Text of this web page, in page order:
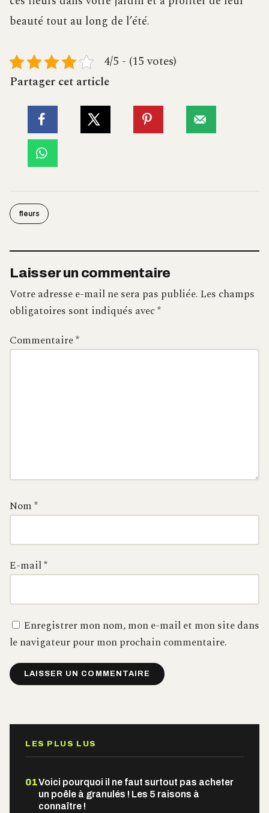
beauté tout au long de l’été.
4/5 - (15 votes)
Partager cet article
fleurs
Laisser un commentaire
Votre adresse e-mail ne sera pas publiée.Les champs
obligatoires sont indiqués avec*
Commentaire*
Nom*
E-mail*
Enregistrer mon nom, mon e-mail et mon site dans
le navigateur pour mon prochain commentaire.
LES PLUS LUS
01Voici pourquoi il ne faut surtout pas acheter
un poêle à granulés ! Les 5 raisons à
connaître !